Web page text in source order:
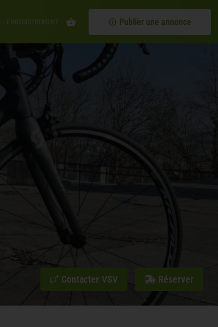
ou ENREGISTREMENT Publier une annonce
Contacter VSV Réserver